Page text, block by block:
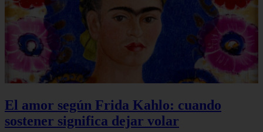
El amor según Frida Kahlo: cuando
sostener significa dejar volar